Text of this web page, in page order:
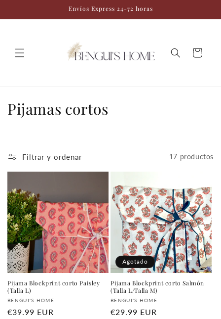
al contenido
Envíos Express 24-72 horas
Carrito
C
e
c
c
i
ó
n
:
Pijamas cortos
Filtrar y ordenar 17 productos
Pijama Blockprint corto Paisley
(Talla L)
Proveedor:
BENGUI'S HOME
Precio
€39.99 EUR
Agotado
Pijama Blockprint corto Salmón
(Talla L/Talla M)
Proveedor:
BENGUI'S HOME
Precio
€29.99 EUR